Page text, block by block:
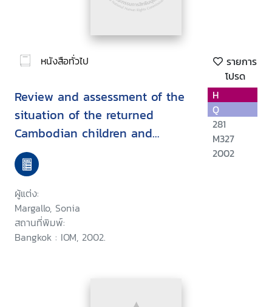
หนังสือทั่วไป
รายการ
โปรด
Review and assessment of the
situation of the returned
Cambodian children and
women trafficking to Thailand :
and of the assistance and
reintegration mechanism
inCambodia
ผู้แต่ง:
Margallo, Sonia
สถานที่พิมพ์:
Bangkok : IOM, 2002.
H
Q
281
M327
2002